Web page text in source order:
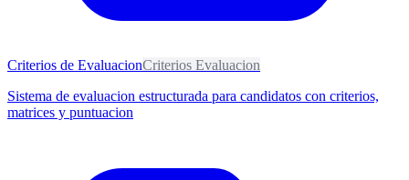
Criterios de EvaluacionCriterios Evaluacion
Sistema de evaluacion estructurada para candidatos con criterios,
matrices y puntuacion